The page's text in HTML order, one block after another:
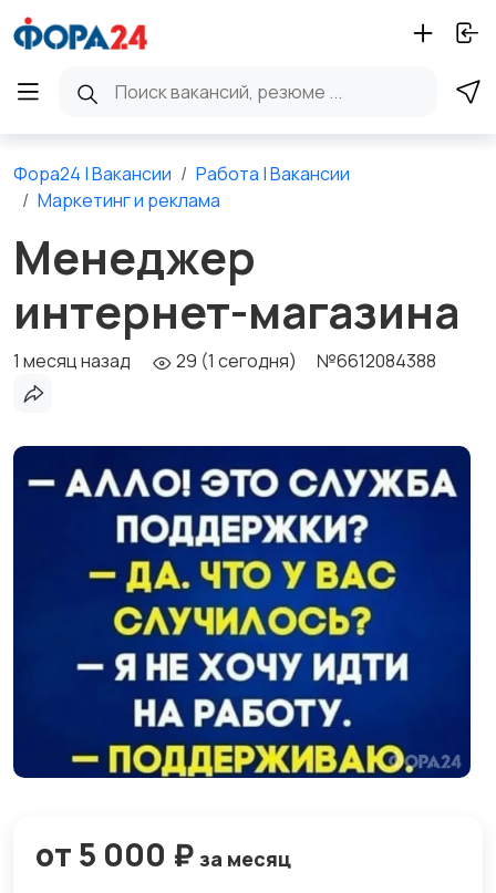
Фора24 | Вакансии
Работа | Вакансии
Маркетинг и реклама
Менеджер
интернет-магазина
1 месяц назад 29 (1 сегодня) №6612084388
от 5 000 ₽ за месяц